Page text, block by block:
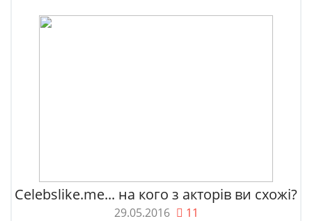
Celebslike.me... на кого з акторів ви схожі?
29.05.2016 11